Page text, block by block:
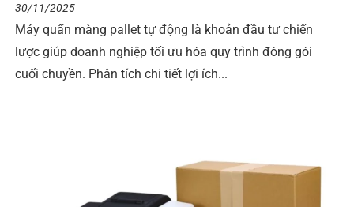
30/11/2025
Máy quấn màng pallet tự động là khoản đầu tư chiến
lược giúp doanh nghiệp tối ưu hóa quy trình đóng gói
cuối chuyền. Phân tích chi tiết lợi ích...